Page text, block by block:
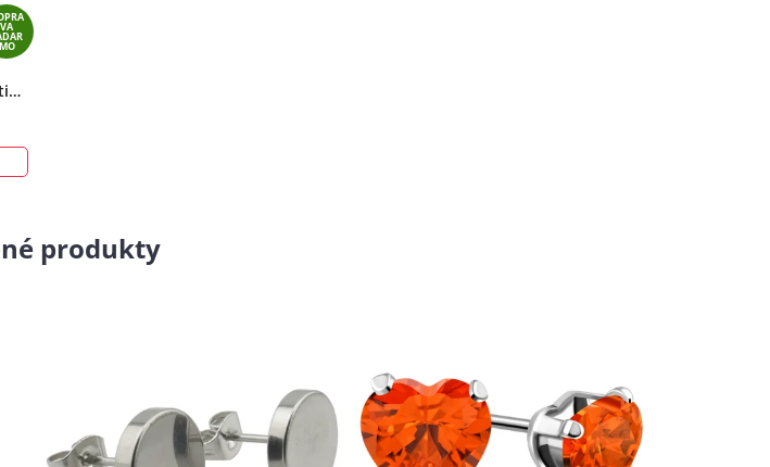
VA
MO
produkty